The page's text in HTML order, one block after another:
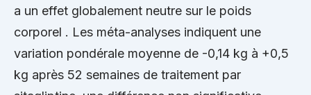
a un effet globalement neutre sur le poids
corporel . Les méta-analyses indiquent une
variation pondérale moyenne de -0,14 kg à +0,5
kg après 52 semaines de traitement par